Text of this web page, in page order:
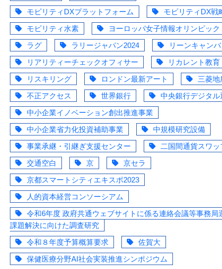
モビリティDXプラットフォーム
モビリティDX戦
モビリティ水素
ヨーロッパ女子情報オリンピック
ラグ
ラリージャパン2024
リーンキャン
リアリティーチェックオフィサー
リカレント教育
リスキリング
ロンドン最新アート
三菱地
不正アクセス
世界銀行
中央銀行デジタル
中小企業イノベーション創出推進事業
中小企業省力化投資補助事業
中規模研究設備
事業承継・引継ぎ支援センター
二国間通貨スワッ
交通空白
京
京セラ
京都スマートシティエキスポ2023
人的資本経営コンソーシアム
令和6年度 政府共通ウェブサイトに係る連絡会議等事務局
課題解決に向けた調査研究
令和８年度予算概算要求
佐賀大
保健医療分野AI社会実装推進シンポジウム